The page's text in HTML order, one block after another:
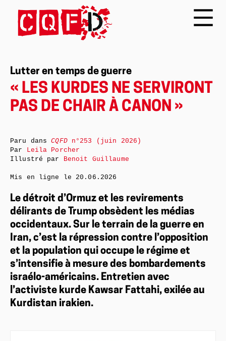
Lutter en temps de guerre
« LES KURDES NE SERVIRONT
PAS DE CHAIR À CANON »
Le détroit d’Ormuz et les revirements
délirants de Trump obsèdent les médias
occidentaux. Sur le terrain de la guerre en
Iran, c’est la répression contre l’opposition
et la population qui occupe le régime et
s’intensifie à mesure des bombardements
israélo-américains. Entretien avec
l’activiste kurde Kawsar Fattahi, exilée au
Kurdistan irakien.
Paru dansCQFDn°253 (juin 2026)
Par Leila Porcher
Illustré par Benoit Guillaume
Mis en ligne le 20.06.2026